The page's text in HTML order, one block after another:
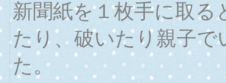
新聞紙を１枚手に取
たり、破いたり親子
た。